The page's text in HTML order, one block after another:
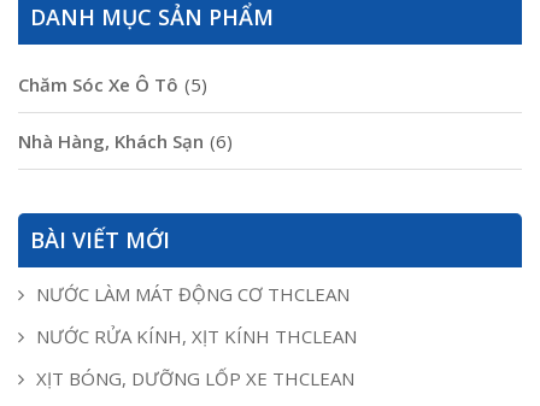
DANH MỤC SẢN PHẨM
Chăm Sóc Xe Ô Tô (5)
Nhà Hàng, Khách Sạn (6)
BÀI VIẾT MỚI
NƯỚC LÀM MÁT ĐỘNG CƠ THCLEAN
NƯỚC RỬA KÍNH, XỊT KÍNH THCLEAN
XỊT BÓNG, DƯỠNG LỐP XE THCLEAN